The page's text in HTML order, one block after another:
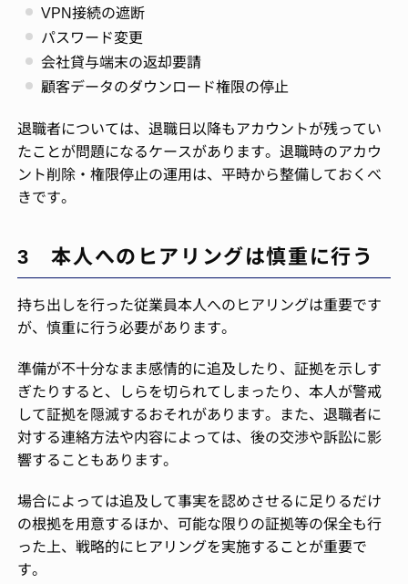
VPN接続の遮断
パスワード変更
会社貸与端末の返却要請
顧客データのダウンロード権限の停止
退職者については、退職日以降もアカウントが残ってい
たことが問題になるケースがあります。退職時のアカウ
ント削除・権限停止の運用は、平時から整備しておくべ
きです。
3 本人へのヒアリングは慎重に行う
持ち出しを行った従業員本人へのヒアリングは重要です
が、慎重に行う必要があります。
準備が不十分なまま感情的に追及したり、証拠を示しす
ぎたりすると、しらを切られてしまったり、本人が警戒
して証拠を隠滅するおそれがあります。また、退職者に
対する連絡方法や内容によっては、後の交渉や訴訟に影
響することもあります。
場合によっては追及して事実を認めさせるに足りるだけ
の根拠を用意するほか、可能な限りの証拠等の保全も行
った上、戦略的にヒアリングを実施することが重要で
す。